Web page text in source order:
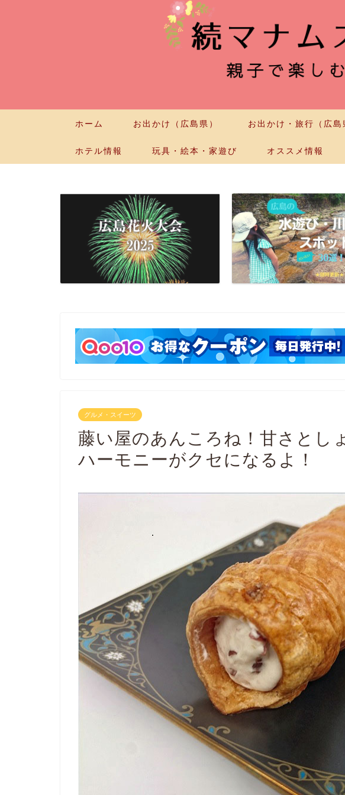
ホーム お出かけ（広島県） お出かけ・旅行（広島
ホテル情報 玩具・絵本・家遊び オススメ情報
グルメ・スイーツ
藤い屋のあんころね！甘さとし
ハーモニーがクセになるよ！